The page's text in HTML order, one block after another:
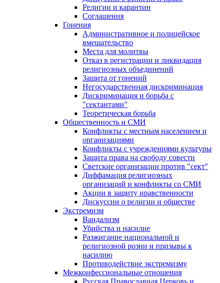
Религии и карантин
Соглашения
Гонения
Административное и полицейское
вмешательство
Места для молитвы
Отказ в регистрации и ликвидация
религиозных объединений
Защита от гонений
Негосударственная дискриминация
Дискриминация и борьба с
"сектантами"
Теоретическая борьба
Общественность и СМИ
Конфликты с местным населением и
организациями
Конфликты с учреждениями культуры
Защита права на свободу совести
Светские организации против "сект"
Диффамация религиозных
организаций и конфликты со СМИ
Акции в защиту нравственности
Дискуссии о религии и обществе
Экстремизм
Вандализм
Убийства и насилие
Разжигание национальной и
религиозной розни и призывы к
насилию
Противодействие экстремизму
Межконфессиональные отношения